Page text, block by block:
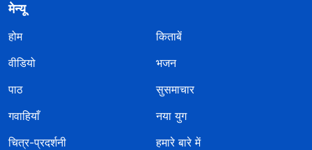
मेन्यू
होम
किताबें
वीडियो
भजन
पाठ
सुसमाचार
गवाहियाँ
नया युग
चित्र-प्रदर्शनी
हमारे बारे में